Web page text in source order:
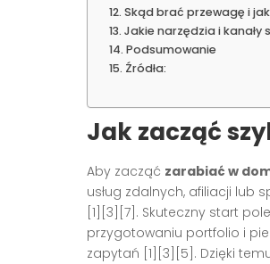
Skąd brać przewagę i
Jakie narzędzia i kanały
Podsumowanie
Źródła:
Jak zacząć
Aby zacząć zarabiać w
usług zdalnych, afiliacji lub
[1][3][7]. Skuteczny start
przygotowaniu portfolio i
zapytań [1][3][5]. Dzięki